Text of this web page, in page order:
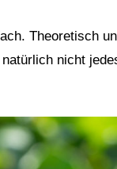
Theoretisch
nicht